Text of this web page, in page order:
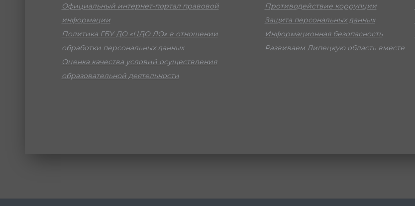
Официальный интернет-портал правовой
информации
Политика ГБУ ДО «ЦДО ЛО» в отношении
обработки персональных данных
Оценка качества условий осуществления
образовательной деятельности
Противодействие коррупции
Защита персональных данных
Информационная безопасность
Развиваем Липецкую область вместе